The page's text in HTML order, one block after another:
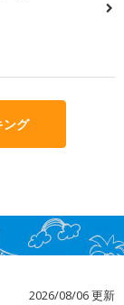
ング
2026/08/06 更新